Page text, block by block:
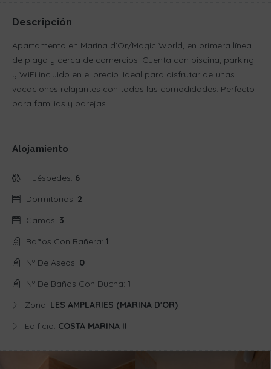
Descripción
Apartamento en Marina d’Or/Magic World, en primera línea
de playa y cerca de comercios. Cuenta con piscina, parking
y WiFi incluido en el precio. Ideal para disfrutar de unas
vacaciones relajantes con todas las comodidades. Perfecto
para familias y parejas.
Alojamiento
Huéspedes: 6
Dormitorios: 2
Camas: 3
Baños Con Bañera: 1
Nº De Aseos: 0
Nº De Baños Con Ducha: 1
Zona: LES AMPLARIES (MARINA D'OR)
Edificio: COSTA MARINA II